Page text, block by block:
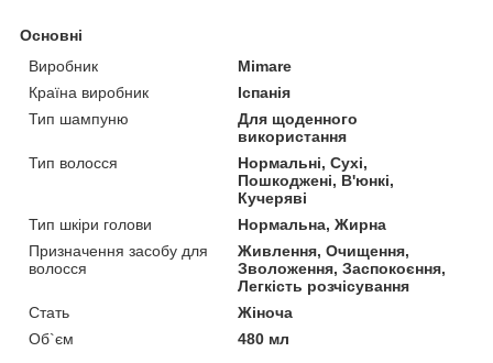
Основні
Виробник
Mimare
Країна виробник
Іспанія
Тип шампуню
Для щоденного
використання
Тип волосся
Нормальні, Сухі,
Пошкоджені, В'юнкі,
Кучеряві
Тип шкіри голови
Нормальна, Жирна
Призначення засобу для
волосся
Живлення, Очищення,
Зволоження, Заспокоєння,
Легкість розчісування
Стать
Жіноча
Об`єм
480 мл